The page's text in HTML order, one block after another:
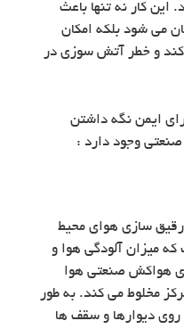
این کار نه تنها باعث
می شود بلکه امکان
کند و خطر آتش سوزی در
ایمن نگه داشتن
صنعتی وجود دارد :
سازی هوای محیط
میزان آلودگی هوا و
هواکش صنعتی هوا
مخلوط می کند. به طور
دیوارها و سقف ها